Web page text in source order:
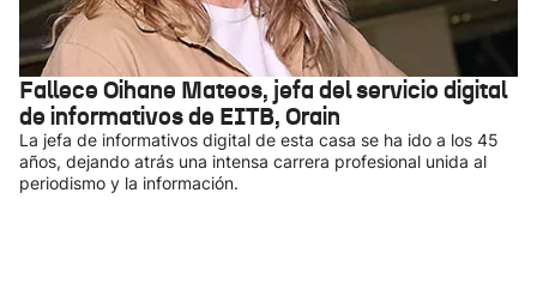
Fallece Oihane Mateos, jefa del servicio digital
de informativos de EITB, Orain
La jefa de informativos digital de esta casa se ha ido a los 45
años, dejando atrás una intensa carrera profesional unida al
periodismo y la información.